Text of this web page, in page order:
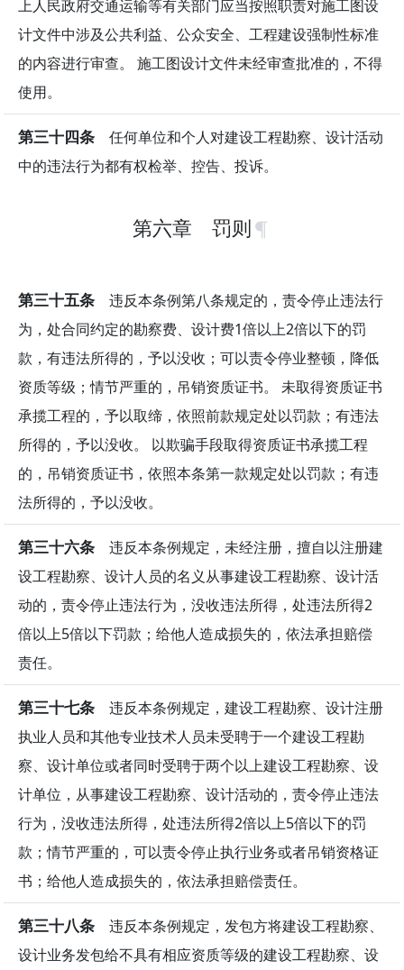
上人民政府交通运输等有关部门应当按照职责对施工图设
计文件中涉及公共利益、公众安全、工程建设强制性标准
的内容进行审查。 施工图设计文件未经审查批准的，不得
使用。
第三十四条 任何单位和个人对建设工程勘察、设计活动
中的违法行为都有权检举、控告、投诉。
第六章 罚则
第三十五条 违反本条例第八条规定的，责令停止违法行
为，处合同约定的勘察费、设计费1倍以上2倍以下的罚
款，有违法所得的，予以没收；可以责令停业整顿，降低
资质等级；情节严重的，吊销资质证书。 未取得资质证书
承揽工程的，予以取缔，依照前款规定处以罚款；有违法
所得的，予以没收。 以欺骗手段取得资质证书承揽工程
的，吊销资质证书，依照本条第一款规定处以罚款；有违
法所得的，予以没收。
第三十六条 违反本条例规定，未经注册，擅自以注册建
设工程勘察、设计人员的名义从事建设工程勘察、设计活
动的，责令停止违法行为，没收违法所得，处违法所得2
倍以上5倍以下罚款；给他人造成损失的，依法承担赔偿
责任。
第三十七条 违反本条例规定，建设工程勘察、设计注册
执业人员和其他专业技术人员未受聘于一个建设工程勘
察、设计单位或者同时受聘于两个以上建设工程勘察、设
计单位，从事建设工程勘察、设计活动的，责令停止违法
行为，没收违法所得，处违法所得2倍以上5倍以下的罚
款；情节严重的，可以责令停止执行业务或者吊销资格证
书；给他人造成损失的，依法承担赔偿责任。
第三十八条 违反本条例规定，发包方将建设工程勘察、
设计业务发包给不具有相应资质等级的建设工程勘察、设